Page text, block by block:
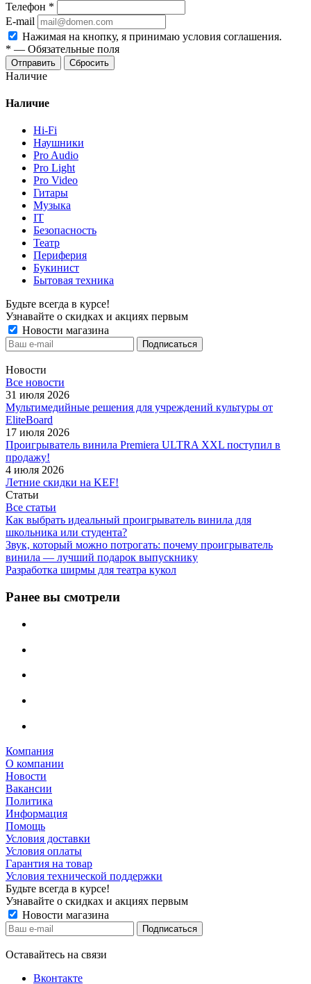
Телефон *
E-mail
Нажимая на кнопку, я принимаю условия соглашения.
* — Обязательные поля
Отправить Сбросить
Наличие
Наличие
Hi-Fi
Наушники
Pro Audio
Pro Light
Pro Video
Гитары
Музыка
IT
Безопасность
Театр
Периферия
Букинист
Бытовая техника
Будьте всегда в курсе!
Узнавайте о скидках и акциях первым
Новости магазина
Новости
Все новости
31 июля 2026
Мультимедийные решения для учреждений культуры от
EliteBoard
17 июля 2026
Проигрыватель винила Premiera ULTRA XXL поступил в
продажу!
4 июля 2026
Летние скидки на KEF!
Статьи
Все статьи
Как выбрать идеальный проигрыватель винила для
школьника или студента?
Звук, который можно потрогать: почему проигрыватель
винила — лучший подарок выпускнику
Разработка ширмы для театра кукол
Ранее вы смотрели
Компания
О компании
Новости
Вакансии
Политика
Информация
Помощь
Условия доставки
Условия оплаты
Гарантия на товар
Условия технической поддержки
Будьте всегда в курсе!
Узнавайте о скидках и акциях первым
Новости магазина
Оставайтесь на связи
Вконтакте